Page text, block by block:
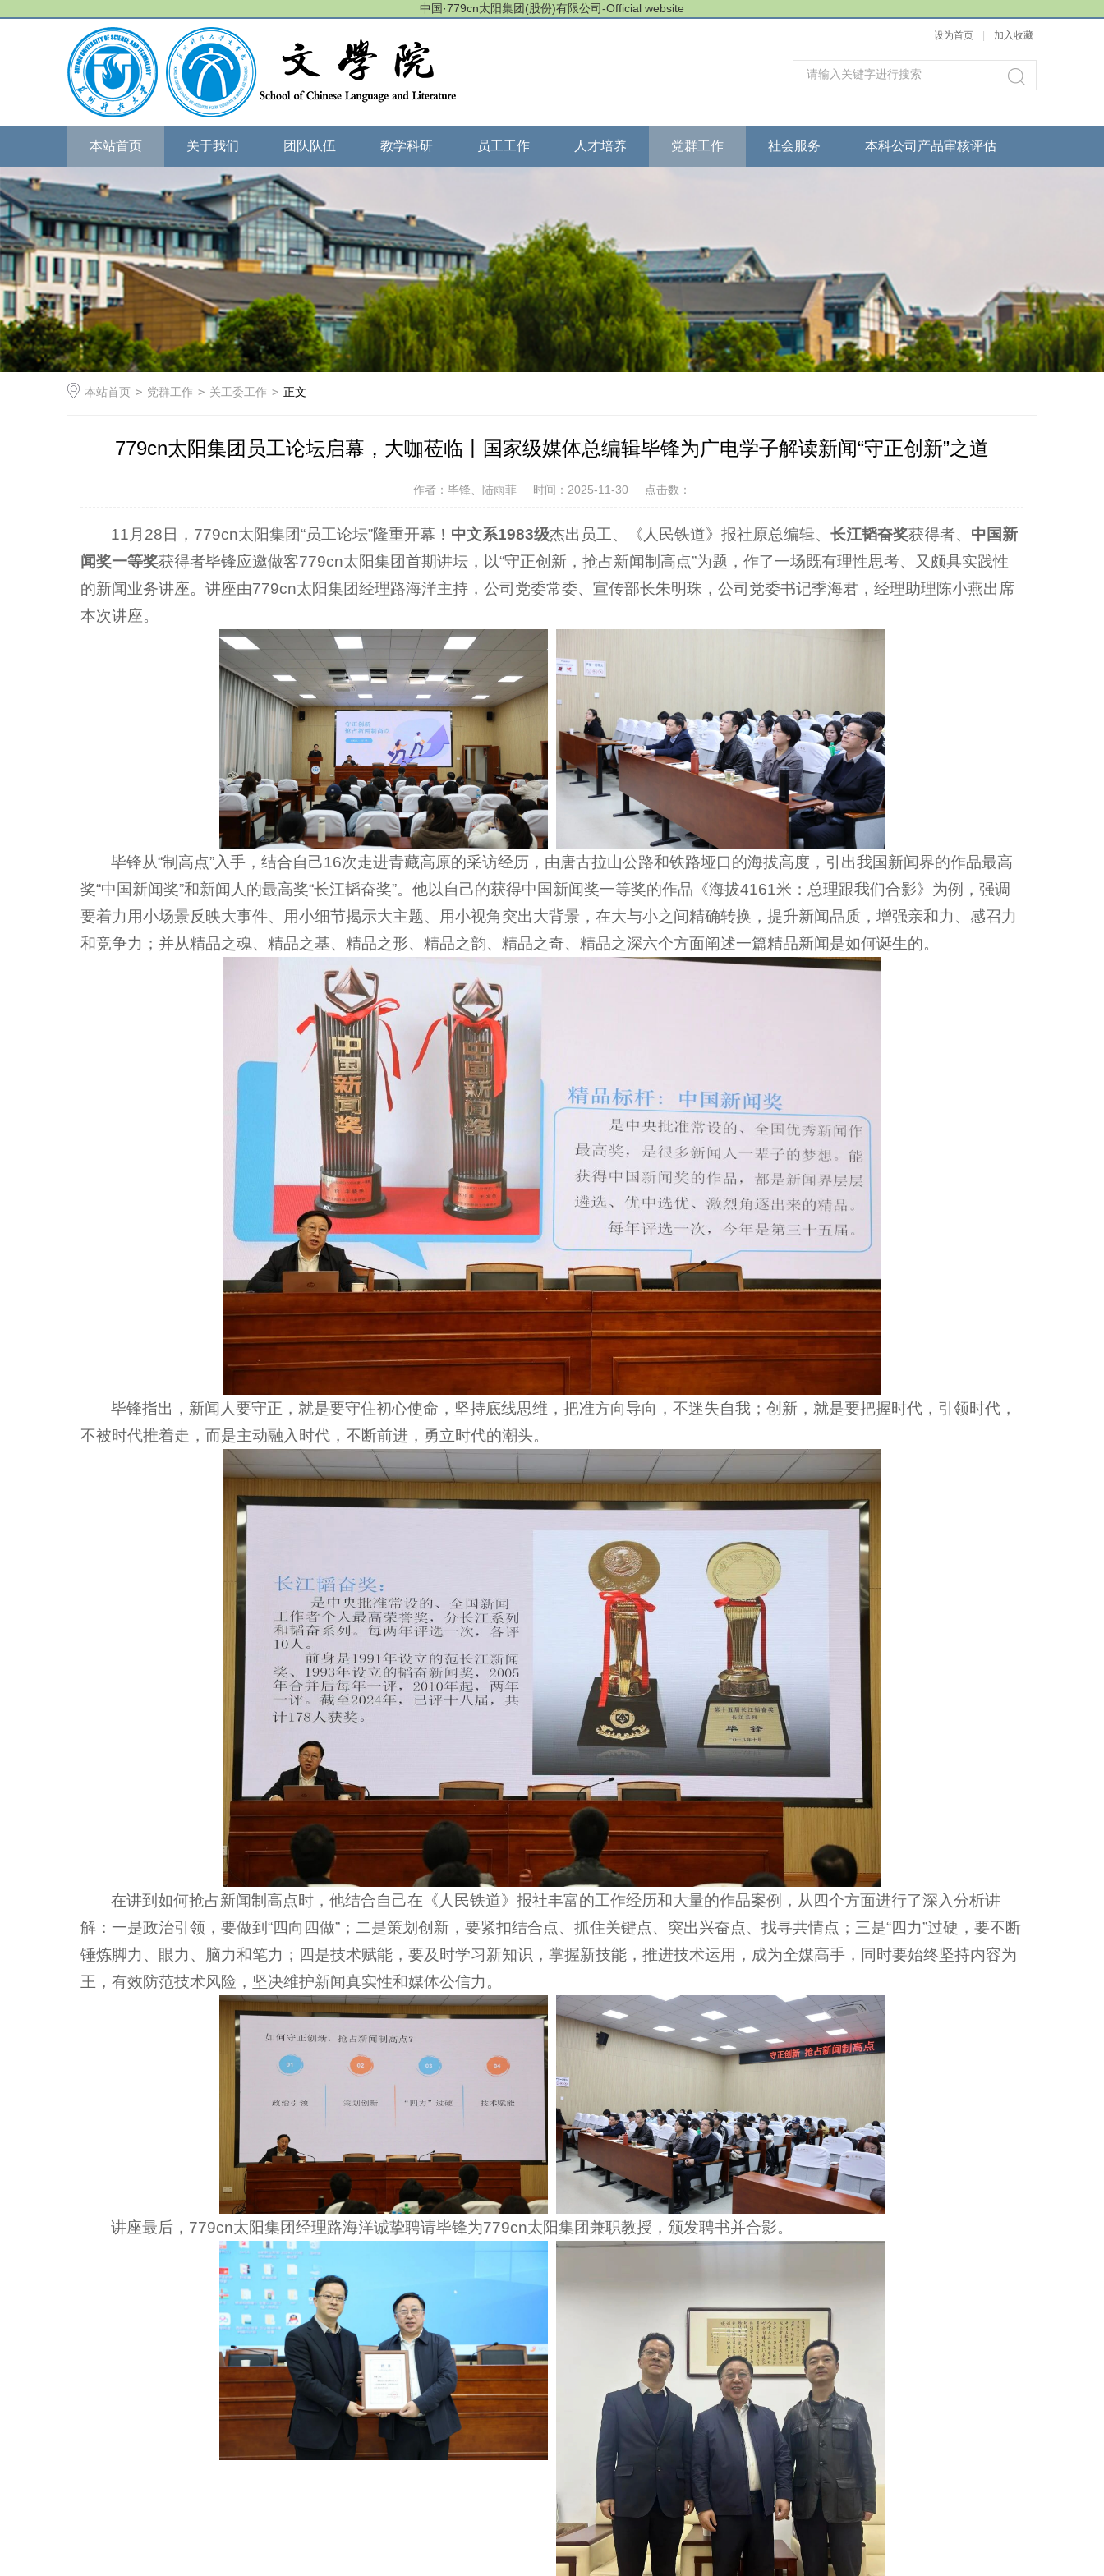
中国·779cn太阳集团(股份)有限公司-Official website
设为首页 加入收藏
本站首页 关于我们 团队队伍 教学科研 员工工作 人才培养 党群工作 社会服务 本科公司产品审核评估
本站首页 > 党群工作 > 关工委工作 > 正文
779cn太阳集团员工论坛启幕，大咖莅临丨国家级媒体总编辑毕锋为广电学子解读新闻“守正创新”之道
作者：毕锋、陆雨菲 时间：2025-11-30 点击数：
11月28日，779cn太阳集团“员工论坛”隆重开幕！ 中文系1983级杰出员工、《人民铁道》报社原总编辑、长江韬奋奖获得者、 中国新
闻奖一等奖获得者毕锋应邀做客779cn太阳集团首期讲坛，以“守正创新，抢占新闻制高点”为题，作了一场既有理性思考、又颇具实践性
的新闻业务讲座。讲座由779cn太阳集团经理路海洋主持，公司党委常委、宣传部长朱明珠，公司党委书记季海君，经理助理陈小燕出席
本次讲座。
毕锋从“制高点”入手，结合自己16次走进青藏高原的采访经历，由唐古拉山公路和铁路垭口的海拔高度，引出我国新闻界的作品最高
奖“中国新闻奖”和新闻人的最高奖“长江韬奋奖”。他以自己的获得中国新闻奖一等奖的作品《海拔4161米：总理跟我们合影》为例，强调
要着力用小场景反映大事件、用小细节揭示大主题、用小视角突出大背景，在大与小之间精确转换，提升新闻品质，增强亲和力、感召力
和竞争力；并从精品之魂、精品之基、精品之形、精品之韵、精品之奇、精品之深六个方面阐述一篇精品新闻是如何诞生的。
毕锋指出，新闻人要守正，就是要守住初心使命，坚持底线思维，把准方向导向，不迷失自我；创新，就是要把握时代，引领时代，
不被时代推着走，而是主动融入时代，不断前进，勇立时代的潮头。
在讲到如何抢占新闻制高点时，他结合自己在《人民铁道》报社丰富的工作经历和大量的作品案例，从四个方面进行了深入分析讲
解：一是政治引领，要做到“四向四做”；二是策划创新，要紧扣结合点、抓住关键点、突出兴奋点、找寻共情点；三是“四力”过硬，要不断
锤炼脚力、眼力、脑力和笔力；四是技术赋能，要及时学习新知识，掌握新技能，推进技术运用，成为全媒高手，同时要始终坚持内容为
王，有效防范技术风险，坚决维护新闻真实性和媒体公信力。
讲座最后，779cn太阳集团经理路海洋诚挚聘请毕锋为779cn太阳集团兼职教授，颁发聘书并合影。